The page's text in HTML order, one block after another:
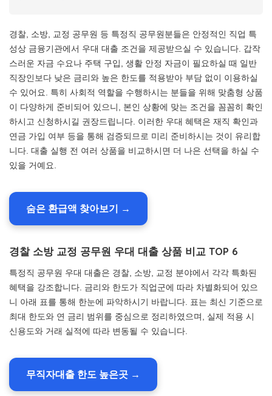
경찰, 소방, 교정 공무원 등 특정직 공무원분들은 안정적인 직업 특
성상 금융기관에서 우대 대출 조건을 제공받으실 수 있습니다. 갑작
스러운 자금 수요나 주택 구입, 생활 안정 자금이 필요하실 때 일반
직장인보다 낮은 금리와 높은 한도를 적용받아 부담 없이 이용하실
수 있어요. 특히 사회적 역할을 수행하시는 분들을 위해 맞춤형 상품
이 다양하게 준비되어 있으니, 본인 상황에 맞는 조건을 꼼꼼히 확인
하시고 신청하시길 권장드립니다. 이러한 우대 혜택은 재직 확인과
연금 가입 여부 등을 통해 검증되므로 미리 준비하시는 것이 유리합
니다. 대출 실행 전 여러 상품을 비교하시면 더 나은 선택을 하실 수
있을 거예요.
숨은 환급액 찾아보기 →
경찰 소방 교정 공무원 우대 대출 상품 비교 TOP 6
특정직 공무원 우대 대출은 경찰, 소방, 교정 분야에서 각각 특화된
혜택을 강조합니다. 금리와 한도가 직업군에 따라 차별화되어 있으
니 아래 표를 통해 한눈에 파악하시기 바랍니다. 표는 최신 기준으로
최대 한도와 연 금리 범위를 중심으로 정리하였으며, 실제 적용 시
신용도와 거래 실적에 따라 변동될 수 있습니다.
무직자대출 한도 높은곳 →